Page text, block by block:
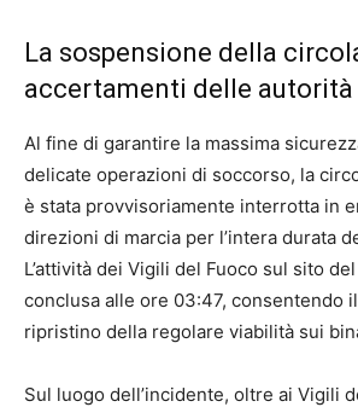
La sospensione della
accertamenti delle autorità
Al fine di garantire la massima
delicate operazioni di soccorso, la
è stata provvisoriamente interrotta in
direzioni di marcia per l’intera durata
L’attività dei Vigili del Fuoco sul sito
conclusa alle ore 03:47, consentendo
ripristino della regolare viabilità sui
Sul luogo dell’incidente, oltre ai Vigili